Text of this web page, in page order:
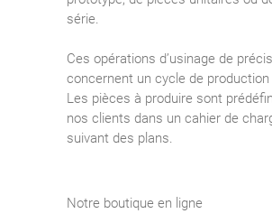
série.
Ces opérations d’usinage de
concernent un cycle de
Les pièces à produire sont
nos clients dans un cahier de
suivant des plans.
Notre boutique en ligne